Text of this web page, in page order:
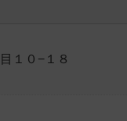
１０−１８